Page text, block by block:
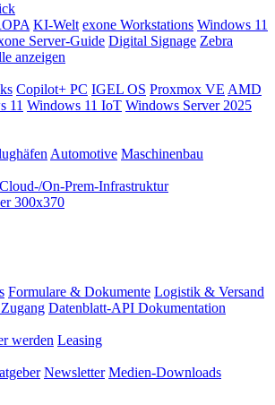
KI-Welt exone Workstations Windows 11
Server-Guide Digital Signage Zebra
anzeigen
Copilot+ PC IGEL OS Proxmox VE AMD
11 Windows 11 IoT Windows Server 2025
Automotive Maschinenbau
On-Prem-Infrastruktur
Formulare & Dokumente Logistik & Versand
Datenblatt-API Dokumentation
werden Leasing
Newsletter Medien-Downloads